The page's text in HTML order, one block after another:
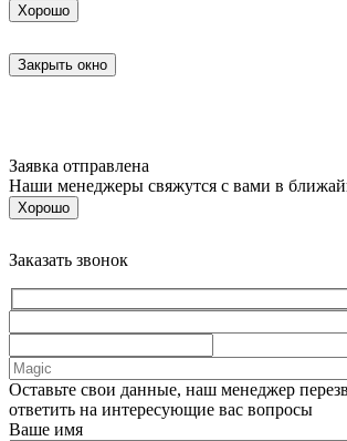
Хорошо
Закрыть окно
Заявка отправлена
Наши менеджеры свяжутся с вами в
Хорошо
Заказать звонок
Оставьте свои данные, наш менеджер
ответить на интересующие вас вопросы
Ваше имя